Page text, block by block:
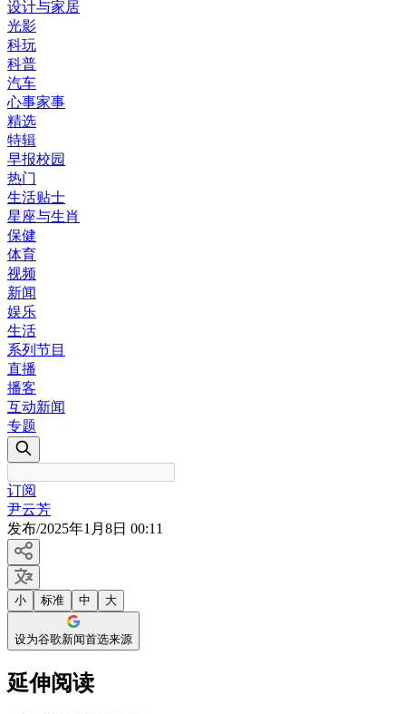
设计与家居
光影
科玩
科普
汽车
心事家事
精选
特辑
早报校园
热门
生活贴士
星座与生肖
保健
体育
视频
新闻
娱乐
生活
系列节目
直播
播客
互动新闻
专题
订阅
尹云芳
发布/2025年1月8日 00:11
小 标准 中 大
设为谷歌新闻首选来源
延伸阅读